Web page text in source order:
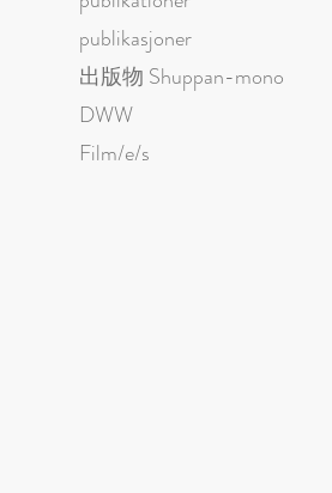
publikasjoner
出版物 Shuppan-mono
DWW
Film/e/s